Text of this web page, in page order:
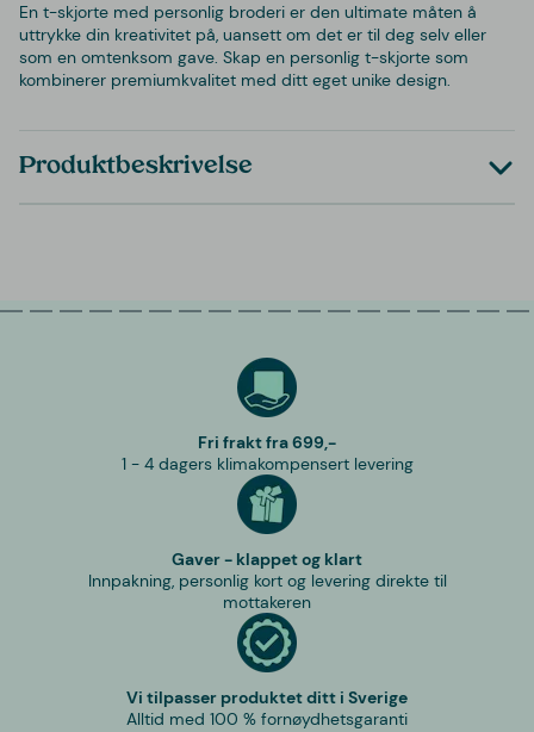
En t-skjorte med personlig broderi er den ultimate måten å
uttrykke din kreativitet på, uansett om det er til deg selv eller
som en omtenksom gave. Skap en personlig t-skjorte som
kombinerer premiumkvalitet med ditt eget unike design.
Produktbeskrivelse
Fri frakt fra 699,-
1 - 4 dagers klimakompensert levering
Gaver - klappet og klart
Innpakning, personlig kort og levering direkte til
mottakeren
Vi tilpasser produktet ditt i Sverige
Alltid med 100 % fornøydhetsgaranti